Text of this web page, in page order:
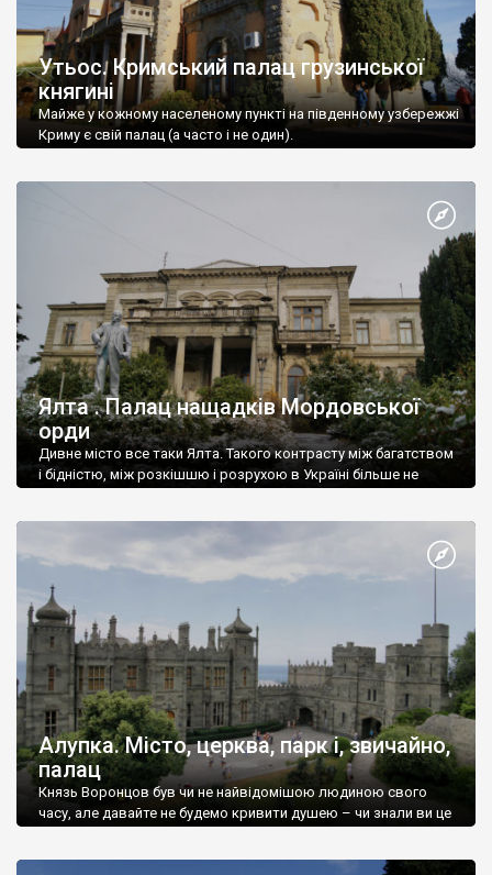
Утьос. Кримський палац грузинської
княгині
Майже у кожному населеному пункті на південному узбережжі
Криму є свій палац (а часто і не один).
Ялта . Палац нащадків Мордовської
орди
Дивне місто все таки Ялта. Такого контрасту між багатством
і бідністю, між розкішшю і розрухою в Україні більше не
Алупка. Місто, церква, парк і, звичайно,
палац
Князь Воронцов був чи не найвідомішою людиною свого
часу, але давайте не будемо кривити душею – чи знали ви це